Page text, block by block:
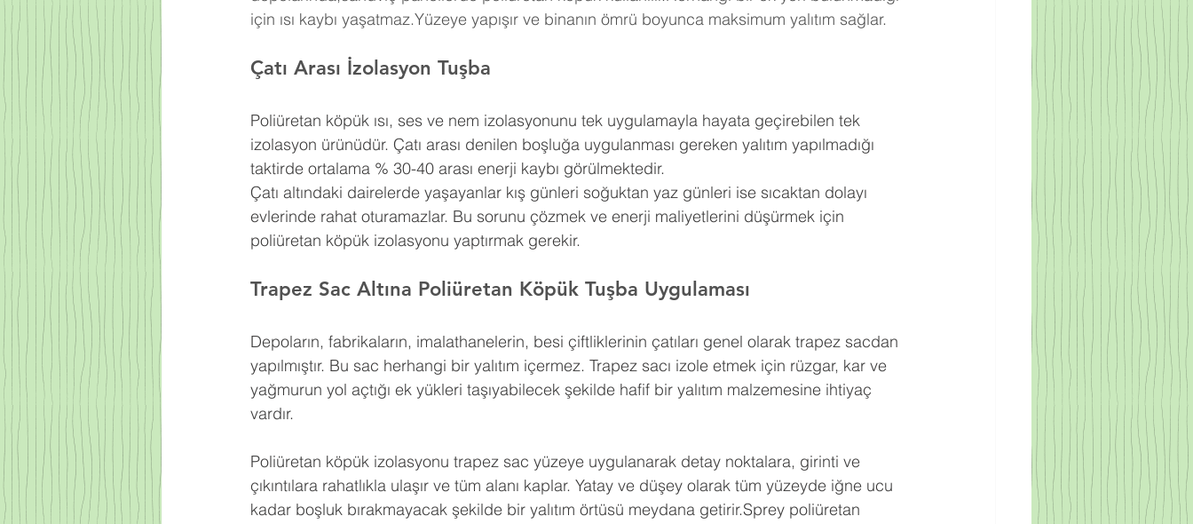
için ısı kaybı yaşatmaz.Yüzeye yapışır ve binanın ömrü boyunca maksimum yalıtım sağlar.
Çatı Arası İzolasyon Tuşba
Poliüretan köpük ısı, ses ve nem izolasyonunu tek uygulamayla hayata geçirebilen tek
izolasyon ürünüdür. Çatı arası denilen boşluğa uygulanması gereken yalıtım yapılmadığı
taktirde ortalama % 30-40 arası enerji kaybı görülmektedir.
Çatı altındaki dairelerde yaşayanlar kış günleri soğuktan yaz günleri ise sıcaktan dolayı
evlerinde rahat oturamazlar. Bu sorunu çözmek ve enerji maliyetlerini düşürmek için
poliüretan köpük izolasyonu yaptırmak gerekir.
Trapez Sac Altına Poliüretan Köpük Tuşba Uygulaması
Depoların, fabrikaların, imalathanelerin, besi çiftliklerinin çatıları genel olarak trapez sacdan
yapılmıştır. Bu sac herhangi bir yalıtım içermez. Trapez sacı izole etmek için rüzgar, kar ve
yağmurun yol açtığı ek yükleri taşıyabilecek şekilde hafif bir yalıtım malzemesine ihtiyaç
vardır.
Poliüretan köpük izolasyonu trapez sac yüzeye uygulanarak detay noktalara, girinti ve
çıkıntılara rahatlıkla ulaşır ve tüm alanı kaplar. Yatay ve düşey olarak tüm yüzeyde iğne ucu
kadar boşluk bırakmayacak şekilde bir yalıtım örtüsü meydana getirir.Sprey poliüretan